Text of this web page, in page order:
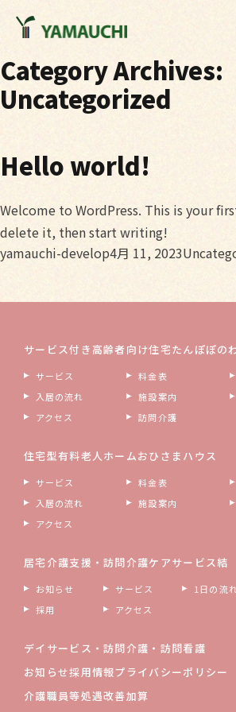
Category Archives:
Uncategorized
Hello world!
Welcome to WordPress. This is your
delete it, then start writing!
Posted by
yamauchi-develop4月 11, 2023Posted
サービス付き高齢者向け住宅たんぽぽの
サービス 料金表
入居の流れ
施設案内
アクセス
訪問介護
住宅型有料老人ホームおひさまハウス
サービス 料金表
入居の流れ
施設案内
アクセス
居宅介護支援・訪問介護ケアサービス結
お知らせ サービス
1日の流
採用
アクセス
デイサービス・訪問介護・訪問看護
お知らせ採用情報プライバシーポリシー
介護職員等処遇改善加算